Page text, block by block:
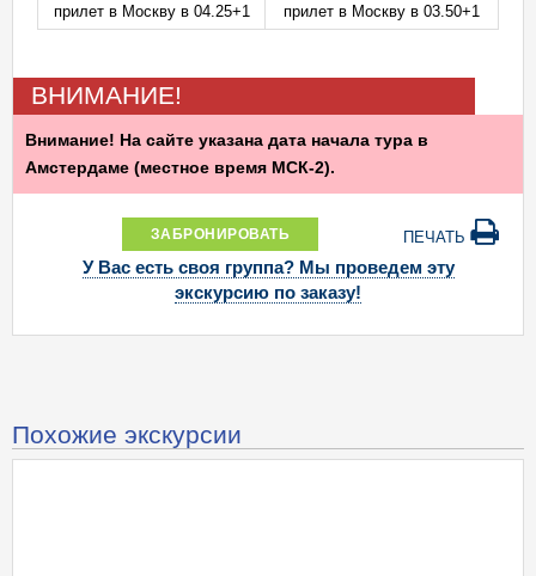
прилет в Москву в 04.25+1
прилет в Москву в 03.50+1
ВНИМАНИЕ!
Внимание! На сайте указана дата начала тура в
Амстердаме (местное время МСК-2).
ЗАБРОНИРОВАТЬ ПЕЧАТЬ
У Вас есть своя группа? Мы проведем эту
экскурсию по заказу!
Похожие экскурсии